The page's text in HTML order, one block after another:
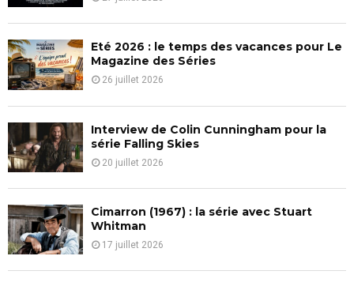
:
C
H
Eté 2026 : le temps des vacances pour Le
Magazine des Séries
26 juillet 2026
Interview de Colin Cunningham pour la
série Falling Skies
20 juillet 2026
Cimarron (1967) : la série avec Stuart
Whitman
17 juillet 2026